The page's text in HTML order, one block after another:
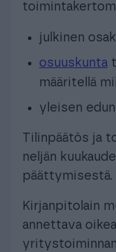
julkinen
osuuskunta
määritellä
yleisen
Tilinpäätös ja
neljän
päättymisestä.
Kirjanpitolain
annettava